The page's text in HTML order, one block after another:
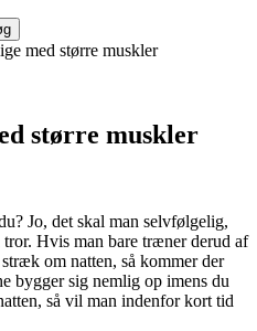
med større muskler
større muskler
Jo, det skal man selvfølgelig,
Hvis man bare træner derud af
om natten, så kommer der
bygger sig nemlig op imens du
så vil man indenfor kort tid